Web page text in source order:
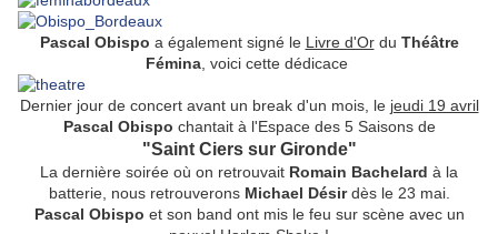
Pascal Obispo a également signé le Livre d'Ordu Théâtre
Fémina , voici cette dédicace
Dernier jour de concert avant un break d'un mois, le jeudi 19 avril
Pascal Obispo chantait à l'Espace des 5 Saisons de
"Saint Ciers sur Gironde"
La dernière soirée où on retrouvait Romain Bachelard à la
batterie, nous retrouverons Michael Désirdès le 23 mai.
Pascal Obispo et son band ont mis le feu sur scène avec un